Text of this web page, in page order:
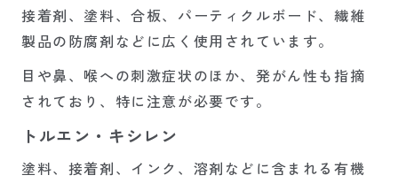
接着剤、塗料、合板、パーティクルボード、繊維
製品の防腐剤などに広く使用されています。
目や鼻、喉への刺激症状のほか、発がん性も指摘
されており、特に注意が必要です。
トルエン・キシレン
塗料、接着剤、インク、溶剤などに含まれる有機